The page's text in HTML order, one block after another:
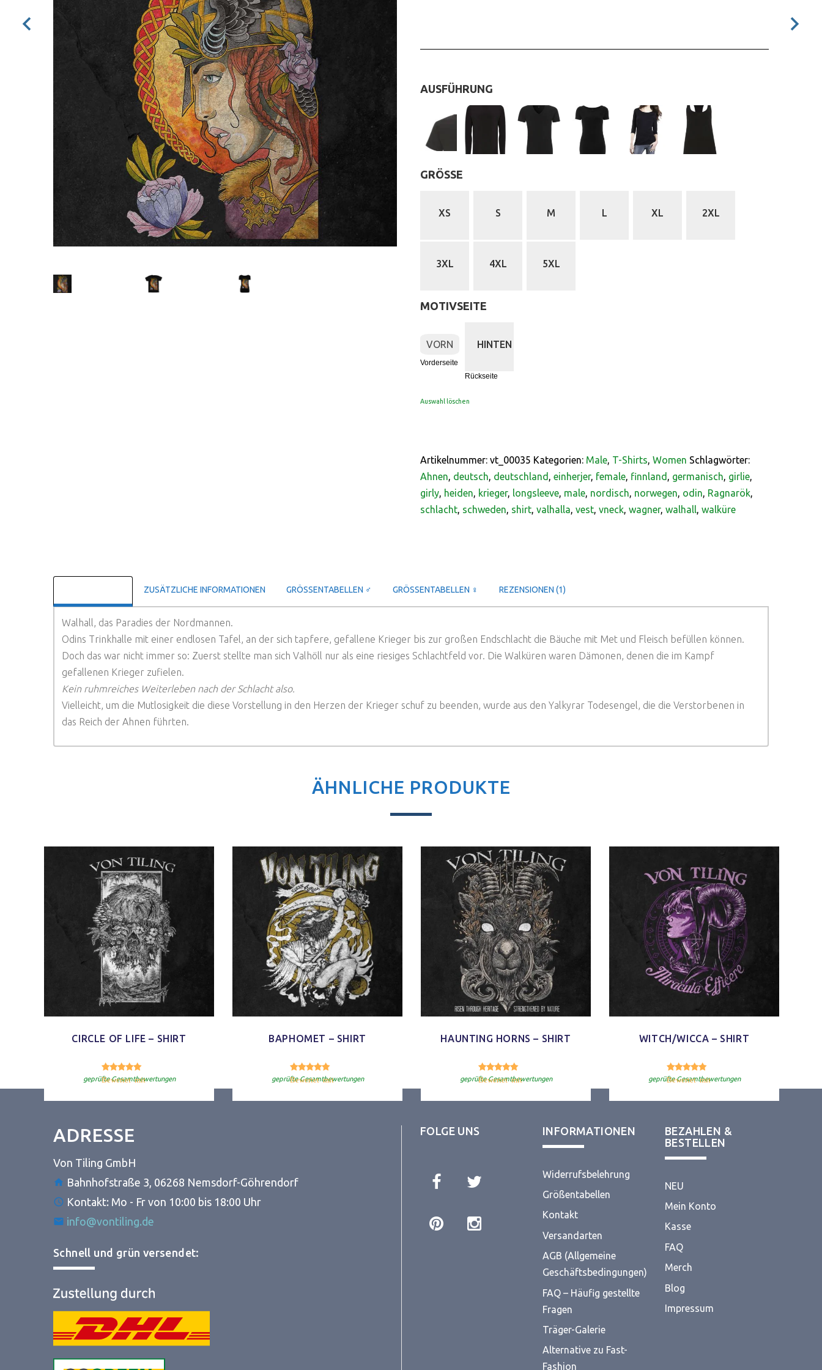
AUSFÜHRUNG
GRÖSSE
XS S M L XL 2XL
3XL 4XL 5XL
MOTIVSEITE
VORN
Vorderseite
HINTEN
Rückseite
Auswahl löschen
Artikelnummer: vt_00035 Kategorien: Male, T-Shirts, Women Schlagwörter:
Ahnen, deutsch, deutschland , einherjer, female, finnland , germanisch, girlie,
girly, heiden, krieger, longsleeve, male, nordisch, norwegen, odin, Ragnarök,
schlacht, schweden, shirt, valhalla, vest, vneck, wagner, walhall, walküre
ZUSÄTZLICHE INFORMATIONEN GRÖSSENTABELLEN ♂ GRÖSSENTABELLEN ♀ REZENSIONEN (1)
Walhall, das Paradies der Nordmannen.
Odins Trinkhalle mit einer endlosen Tafel, an der sich tapfere, gefallene Krieger bis zur großen Endschlacht die Bäuche mit Met und Fleisch befüllen können.
Doch das war nicht immer so: Zuerst stellte man sich Valhöll nur als eine riesiges Schlachtfeld vor. Die Walküren waren Dämonen, denen die im Kampf
gefallenen Krieger zufielen.
Kein ruhmreiches Weiterleben nach der Schlacht also.
Vielleicht, um die Mutlosigkeit die diese Vorstellung in den Herzen der Krieger schuf zu beenden, wurde aus den Yalkyrar Todesengel, die die Verstorbenen in
das Reich der Ahnen führten.
ÄHNLICHE PRODUKTE
CIRCLE OF LIFE – SHIRT
Bewertet mit 5.00
geprüfte Gesamtbewertungen
BAPHOMET – SHIRT
Bewertet mit 5.00
geprüfte Gesamtbewertungen
HAUNTING HORNS – SHIRT
Bewertet mit 5.00
geprüfte Gesamtbewertungen
WITCH/WICCA – SHIRT
Bewertet mit 4.80
geprüfte Gesamtbewertungen
ADRESSE
Von Tiling GmbH
Bahnhofstraße 3, 06268 Nemsdorf-Göhrendorf
Kontakt: Mo - Fr von 10:00 bis 18:00 Uhr
info@vontiling.de
Schnell und grün versendet:
FOLGE UNS INFORMATIONEN
Widerrufsbelehrung
Größentabellen
Kontakt
Versandarten
AGB (Allgemeine
Geschäftsbedingungen)
FAQ – Häufig gestellte
Fragen
Träger-Galerie
Alternative zu Fast-
Fashion
BEZAHLEN &
BESTELLEN
NEU
Mein Konto
Kasse
FAQ
Merch
Blog
Impressum